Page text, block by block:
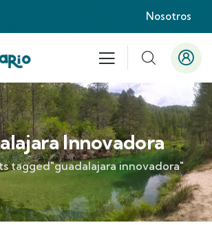
Nosotros
Innovadora
tagged"guadalajara innovadora"